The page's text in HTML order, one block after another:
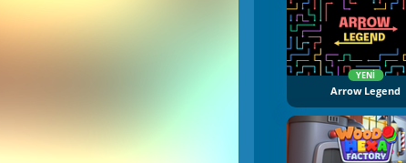
YENI
Arrow Legend